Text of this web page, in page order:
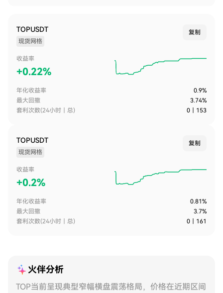
TOPUSDT
现货网格
复制
收益率
+0.22%
年化收益率
0.9%
最大回撤
3.74%
套利次数(24小时｜总)
0 153
TOPUSDT
现货网格
复制
收益率
+0.2%
年化收益率
0.81%
最大回撤
3.7%
套利次数(24小时｜总)
0 161
火伴分析
TOP当前呈现典型窄幅横盘震荡格局，价格在近期区间